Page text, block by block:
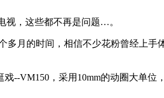
，这些都不再是问题…。
的时间，相信不少花粉曾经上手
VM150，采用10mm的动圈大单位